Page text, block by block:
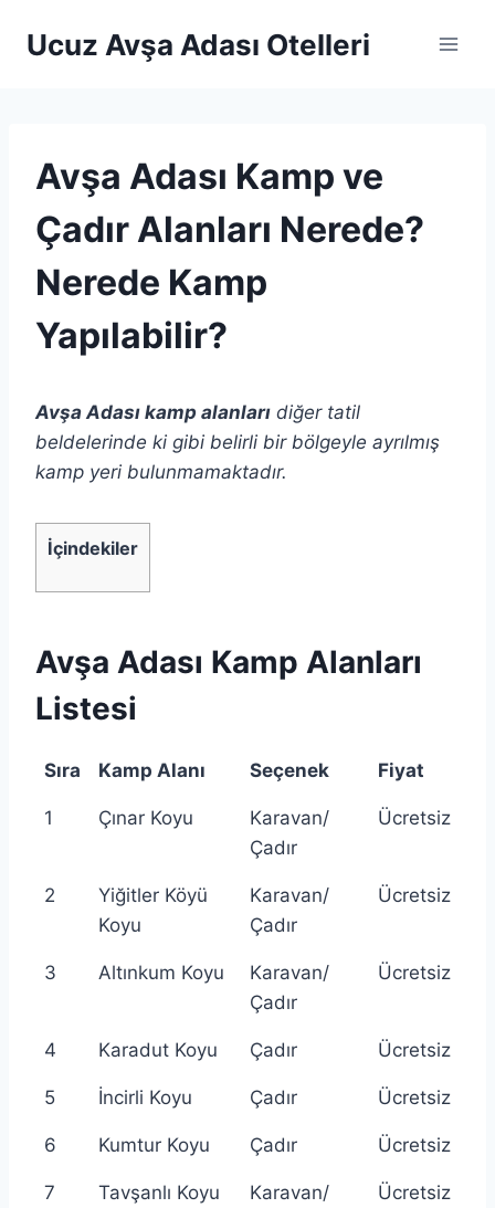
Ucuz Avşa Adası Otelleri
Avşa Adası Kamp ve
Çadır Alanları Nerede?
Nerede Kamp
Yapılabilir?
Avşa Adası kamp alanları diğer tatil
beldelerinde ki gibi belirli bir bölgeyle ayrılmış
kamp yeri bulunmamaktadır.
İçindekiler
Avşa Adası Kamp Alanları
Listesi
Sıra Kamp Alanı Seçenek Fiyat
1 Çınar Koyu
Karavan/
Çadır
Ücretsiz
2
Yiğitler Köyü
Koyu
Karavan/
Çadır
Ücretsiz
3 Altınkum Koyu
Karavan/
Çadır
Ücretsiz
4 Karadut Koyu Çadır Ücretsiz
5 İncirli Koyu Çadır Ücretsiz
6 Kumtur Koyu Çadır Ücretsiz
7 Tavşanlı Koyu
Karavan/
Ücretsiz